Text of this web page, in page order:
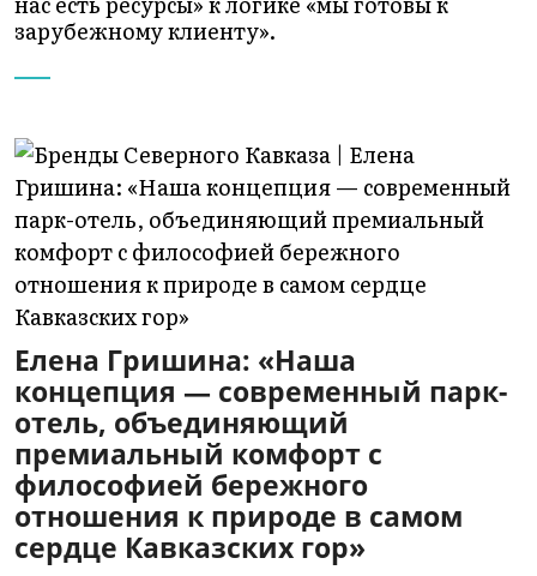
зарубежному клиенту».
Елена Гришина: «Наша
концепция — современный парк-
отель, объединяющий
премиальный комфорт с
философией бережного
отношения к природе в самом
сердце Кавказских гор»